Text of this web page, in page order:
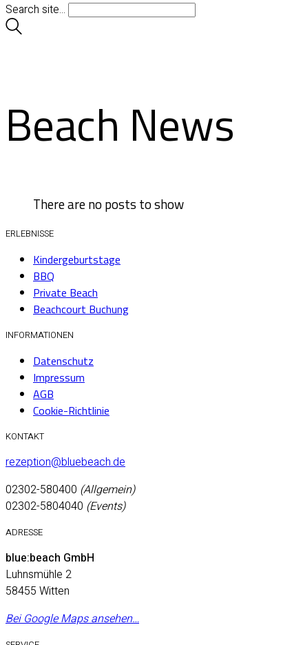
Search site...
Beach News
There are no posts to show
ERLEBNISSE
Kindergeburtstage
BBQ
Private Beach
Beachcourt Buchung
INFORMATIONEN
Datenschutz
Impressum
AGB
Cookie-Richtlinie
KONTAKT
rezeption@bluebeach.de
02302-580400 (Allgemein)
02302-5804040 (Events)
ADRESSE
blue:beach GmbH
Luhnsmühle 2
58455 Witten
Bei Google Maps ansehen…